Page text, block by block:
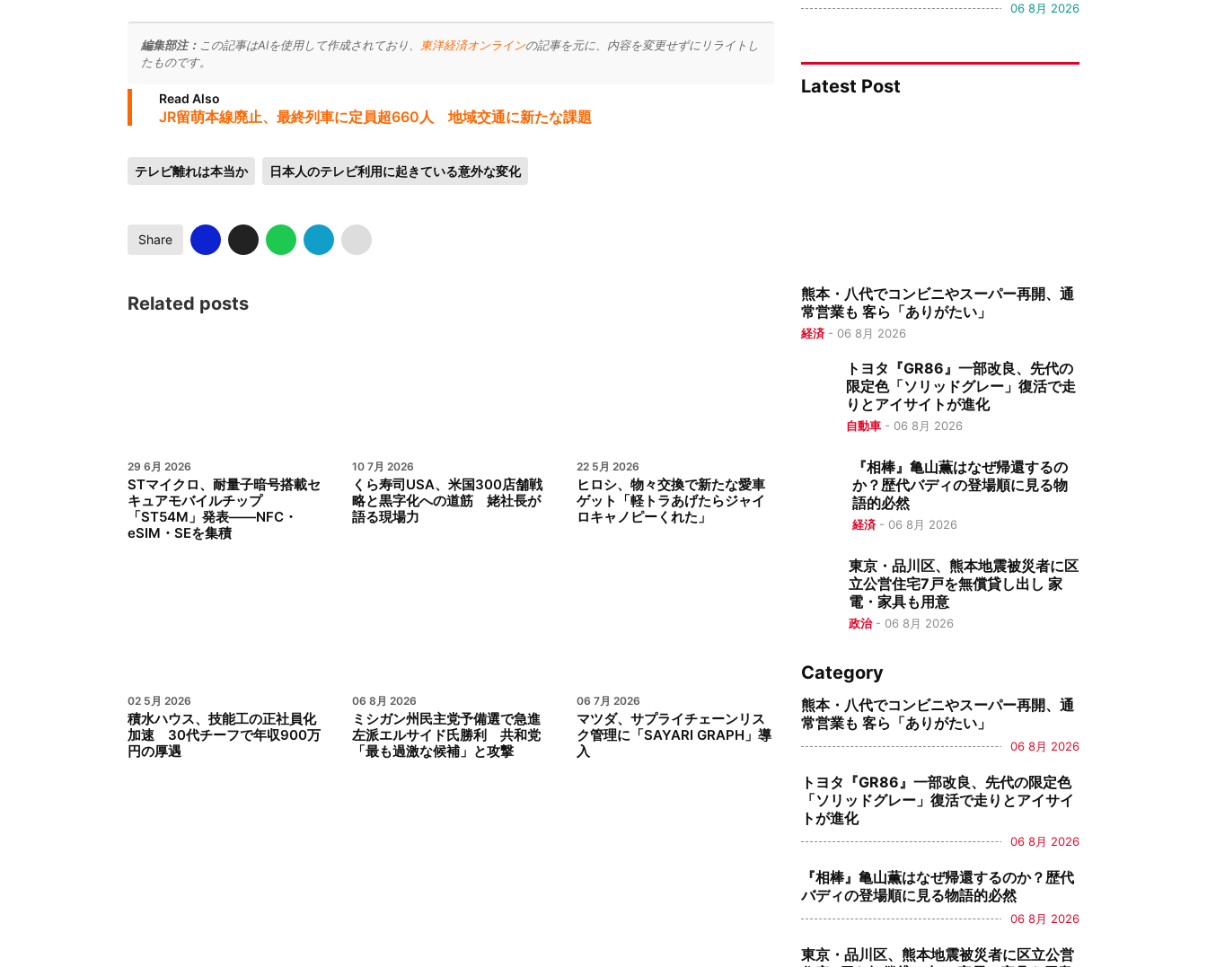
編集部注： この記事はAIを使用して作成されており、 東洋経済オンラインの記事を元に、内容を変更せずにリライトし
たものです。
Read Also
JR留萌本線廃止、最終列車に定員超660人 地域交通に新たな課題
テレビ離れは本当か 日本人のテレビ利用に起きている意外な変化
Share
Related posts
29 6月 2026
STマイクロ、耐量子暗号搭載セ
キュアモバイルチップ
「ST54M」発表――NFC・
eSIM・SEを集積
10 7月 2026
くら寿司USA、米国300店舗戦
略と黒字化への道筋 姥社長が
語る現場力
22 5月 2026
ヒロシ、物々交換で新たな愛車
ゲット「軽トラあげたらジャイ
ロキャノピーくれた」
02 5月 2026
積水ハウス、技能工の正社員化
加速 30代チーフで年収900万
円の厚遇
06 8月 2026
ミシガン州民主党予備選で急進
左派エルサイド氏勝利 共和党
「最も過激な候補」と攻撃
06 7月 2026
マツダ、サプライチェーンリス
ク管理に「SAYARI GRAPH」導
入
06 8月 2026
Latest Post
熊本・八代でコンビニやスーパー再開、通
常営業も 客ら「ありがたい」
経済 - 06 8月 2026
トヨタ『GR86』一部改良、先代の
限定色「ソリッドグレー」復活で走
りとアイサイトが進化
自動車- 06 8月 2026
『相棒』亀山薫はなぜ帰還するの
か？歴代バディの登場順に見る物
語的必然
経済- 06 8月 2026
東京・品川区、熊本地震被災者に区
立公営住宅7戸を無償貸し出し 家
電・家具も用意
政治-06 8月 2026
Category
熊本・八代でコンビニやスーパー再開、通
常営業も 客ら「ありがたい」
06 8月 2026
トヨタ『GR86』一部改良、先代の限定色
「ソリッドグレー」復活で走りとアイサイ
トが進化
06 8月 2026
『相棒』亀山薫はなぜ帰還するのか？歴代
バディの登場順に見る物語的必然
06 8月 2026
東京・品川区、熊本地震被災者に区立公営